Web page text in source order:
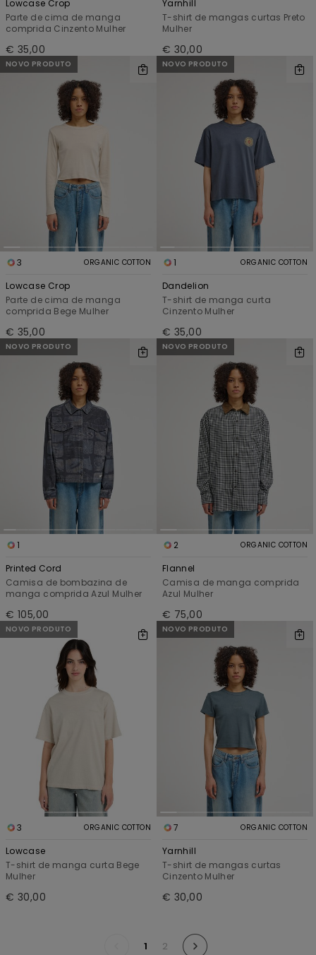
Lowcase Crop
Parte de cima de manga
comprida Cinzento Mulher
€ 35,00
Yarnhill
T-shirt de mangas curtas Preto
Mulher
€ 30,00
NOVO PRODUTO
3 ORGANIC COTTON
Lowcase Crop
Parte de cima de manga
comprida Bege Mulher
€ 35,00
NOVO PRODUTO
1 ORGANIC COTTON
Dandelion
T-shirt de manga curta
Cinzento Mulher
€ 35,00
NOVO PRODUTO
1
Printed Cord
Camisa de bombazina de
manga comprida Azul Mulher
€ 105,00
NOVO PRODUTO
2 ORGANIC COTTON
Flannel
Camisa de manga comprida
Azul Mulher
€ 75,00
NOVO PRODUTO
3 ORGANIC COTTON
Lowcase
T-shirt de manga curta Bege
Mulher
€ 30,00
NOVO PRODUTO
7 ORGANIC COTTON
Yarnhill
T-shirt de mangas curtas
Cinzento Mulher
€ 30,00
1 2